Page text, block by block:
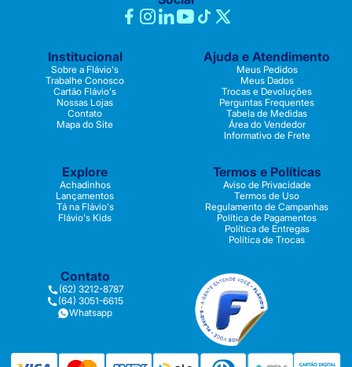
Institucional
Sobre a Flávio's
Trabalhe Conosco
Cartão Flávio's
Nossas Lojas
Contato
Mapa do Site
Ajuda e Atendimento
Meus Pedidos
Meus Dados
Trocas e Devoluções
Perguntas Frequentes
Tabela de Medidas
Área do Vendedor
Informativo de Frete
Explore
Achadinhos
Lançamentos
Tá na Flávio's
Flávio's Kids
Termos e Políticas
Aviso de Privacidade
Termos de Uso
Regulamento de Campanhas
Política de Pagamentos
Política de Entregas
Política de Trocas
Contato
(62) 3212-8787
(64) 3051-6615
Whatsapp